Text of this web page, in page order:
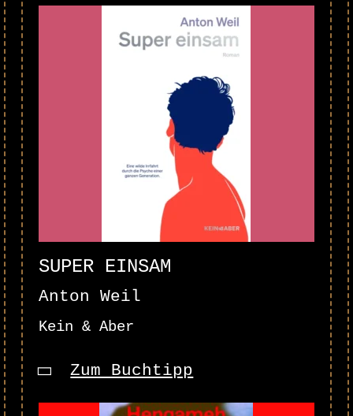
SUPER EINSAM
Anton Weil
Kein & Aber
Zum Buchtipp